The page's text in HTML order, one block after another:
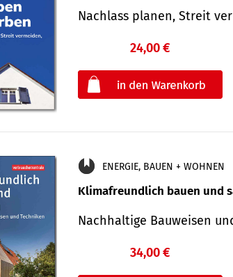
Nachlass planen, Streit
24,00 €
ENERGIE, BAUEN + WOHNEN
Klimafreundlich bauen und
Nachhaltige Bauweisen
34,00 €